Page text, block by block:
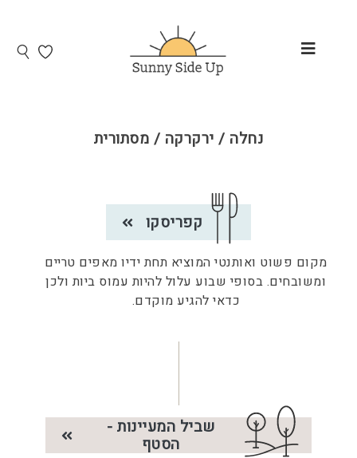
נחלה / ירקרקה / מסתורית
קפריסקו
מקום פשוט ואותנטי המוציא תחת ידיו מאפים טריים
ומשובחים. בסופי שבוע עלול להיות עמוס ביות ולכן
כדאי להגיע מוקדם.
שביל המעיינות -
הסטף